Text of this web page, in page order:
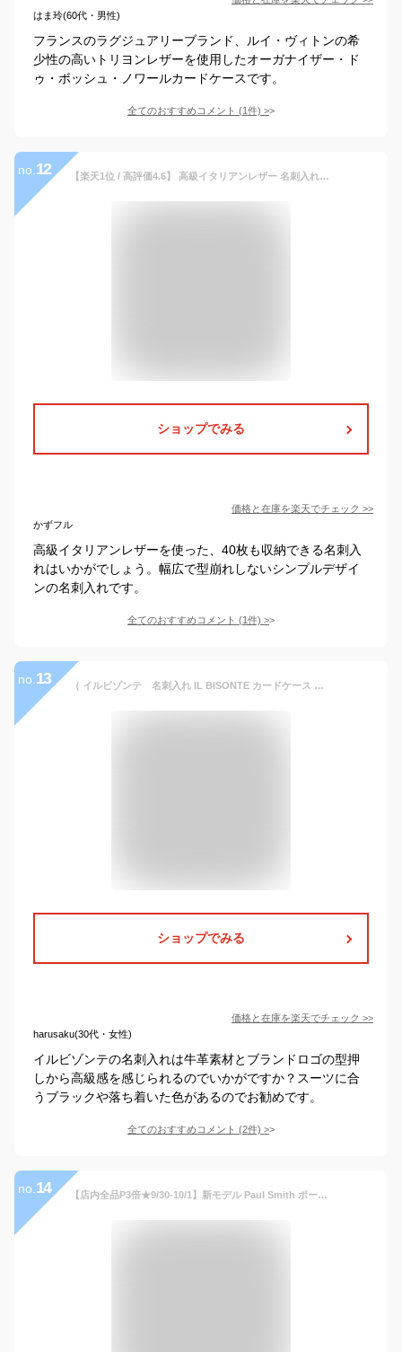
はま玲(60代・男性)
フランスのラグジュアリーブランド、ルイ・ヴィトンの希
少性の高いトリヨンレザーを使用したオーガナイザー・ド
ゥ・ボッシュ・ノワールカードケースです。
全てのおすすめコメント (1件) >
no. 12 【楽天1位 / 高評価4.6】 高級イタリアンレザー 名刺入れ 40枚収納 薄型 本革 メンズ カードケース 名刺ホルダー 大容量 レディース 型崩れしない 幅広 スリム ビジネス シンプル デザイン 新入社員 就活 転職 内定 祝い 薄い 名刺いれ 革小物 名刺ケース プレゼント / ICH1
ショップでみる
価格と在庫を楽天でチェック >>
かずフル
高級イタリアンレザーを使った、40枚も収納できる名刺入
れはいかがでしょう。幅広で型崩れしないシンプルデザイ
ンの名刺入れです。
全てのおすすめコメント (1件) >
no. 13 （ イルビゾンテ 名刺入れ IL BISONTE カードケース ）（ 名刺入れ 定番 本革 ）イルビゾンテ レザーカードケースイル ビゾンテ / IL BISONTE / CARD CASE（ 54_1_ 411620 メンズ レディース ）（ 商品番号 IB-411620 ）
ショップでみる
価格と在庫を楽天でチェック >>
harusaku(30代・女性)
イルビゾンテの名刺入れは牛革素材とブランドロゴの型押
しから高級感を感じられるのでいかがですか？スーツに合
うブラックや落ち着いた色があるのでお勧めです。
全てのおすすめコメント (2件) >
no. 14 【店内全品P3倍★9/30-10/1】新モデル Paul Smith ポールスミス 名刺入れ カードケース 名刺ケース ベジタンストライプトリム レザー 牛革 革 シンプル メンズ レディース ブランド ギフト 873918 P631/BPS631 本革 大容量 名刺ホルダー 【名入れ】